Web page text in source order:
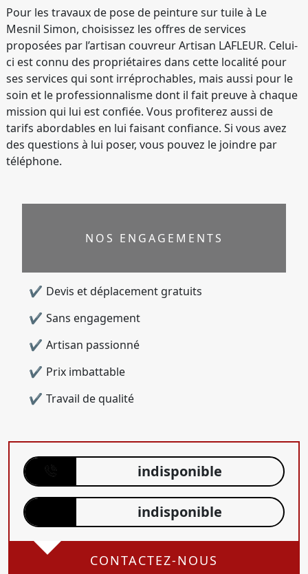
Pour les travaux de pose de peinture sur tuile à Le
Mesnil Simon, choisissez les offres de services
proposées par l’artisan couvreur Artisan LAFLEUR. Celui-
ci est connu des propriétaires dans cette localité pour
ses services qui sont irréprochables, mais aussi pour le
soin et le professionnalisme dont il fait preuve à chaque
mission qui lui est confiée. Vous profiterez aussi de
tarifs abordables en lui faisant confiance. Si vous avez
des questions à lui poser, vous pouvez le joindre par
téléphone.
NOS ENGAGEMENTS
Devis et déplacement gratuits
Sans engagement
Artisan passionné
Prix imbattable
Travail de qualité
indisponible
indisponible
CONTACTEZ-NOUS